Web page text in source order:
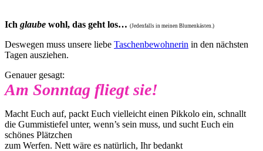
Ich glaube wohl, das geht los… (Jedenfalls in meinen Blumenkästen.)
Deswegen muss unsere liebe Taschenbewohnerin in den nächsten
Tagen ausziehen.
Genauer gesagt:
Am Sonntag fliegt sie!
Macht Euch auf, packt Euch vielleicht einen Pikkolo ein, schnallt
die Gummistiefel unter, wenn’s sein muss, und sucht Euch ein
schönes Plätzchen
zum Werfen. Nett wäre es natürlich, Ihr bedankt